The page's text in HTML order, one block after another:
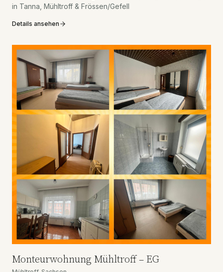
in Tanna, Mühltroff & Frössen/Gefell
Details ansehen
Monteurwohnung Mühltroff – EG